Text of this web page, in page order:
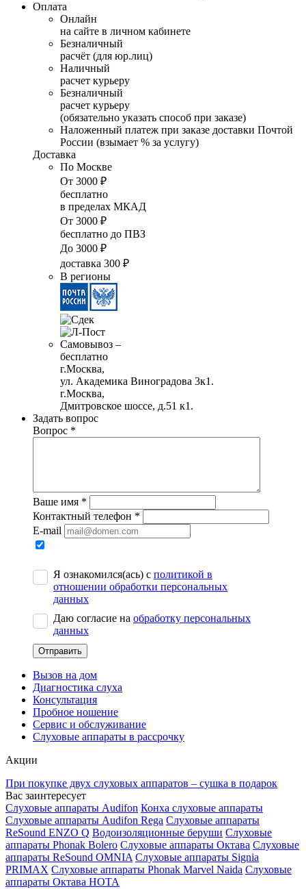
Оплата
Онлайн
на сайте в личном кабинете
Безналичный
расчёт (для юр.лиц)
Наличный
расчет курьеру
Безналичный
расчет курьеру
(обязательно указать способ при заказе)
Наложенный платеж при заказе доставки Почтой
России (взымает % за услугу)
Доставка
По Москве
От 3000 ₽
бесплатно
в пределах МКАД
От 3000 ₽
бесплатно до ПВЗ
До 3000 ₽
доставка 300 ₽
В регионы
Самовывоз –
бесплатно
г.Москва,
ул. Академика Виноградова 3к1.
г.Москва,
Дмитровское шоссе, д.51 к1.
Задать вопрос
Вопрос *
Ваше имя *
Контактный телефон *
E-mail
Я ознакомился(ась) с политикой в
отношении обработки персональных
данных
Даю согласие на обработку персональных
данных
Вызов на дом
Диагностика слуха
Консультация
Пробное ношение
Сервис и обслуживание
Слуховые аппараты в рассрочку
Акции
При покупке двух слуховых аппаратов – сушка в подарок
Вас заинтересует
Слуховые аппараты Audifon Конха слуховые аппараты
Слуховые аппараты Audifon Rega Слуховые аппараты
ReSound ENZO Q Водоизоляционные беруши Слуховые
аппараты Phonak Bolero Слуховые аппараты Октава Слуховые
аппараты ReSound OMNIA Слуховые аппараты Signia
PRIMAX Слуховые аппараты Phonak Marvel Naida Слуховые
аппараты Октава НОТА